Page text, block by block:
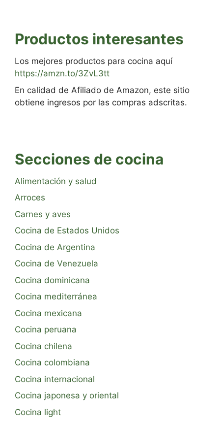
Productos interesantes
Los mejores productos para cocina aquí
https://amzn.to/3ZvL3tt
En calidad de Afiliado de Amazon, este sitio
obtiene ingresos por las compras adscritas.
Secciones de cocina
Alimentación y salud
Arroces
Carnes y aves
Cocina de Estados Unidos
Cocina de Argentina
Cocina de Venezuela
Cocina dominicana
Cocina mediterránea
Cocina mexicana
Cocina peruana
Cocina chilena
Cocina colombiana
Cocina internacional
Cocina japonesa y oriental
Cocina light